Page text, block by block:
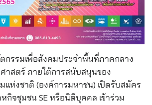
กรรมเพื่อสังคมประจำพื้นที่ภาคกลาง
าสตร์ ภายใต้การสนับสนุนของ
แห่งชาติ (องค์การมหาชน) เปิดรับสมัคร
กิจชุมชน SE หรือนิติบุคคล เข้าร่วม